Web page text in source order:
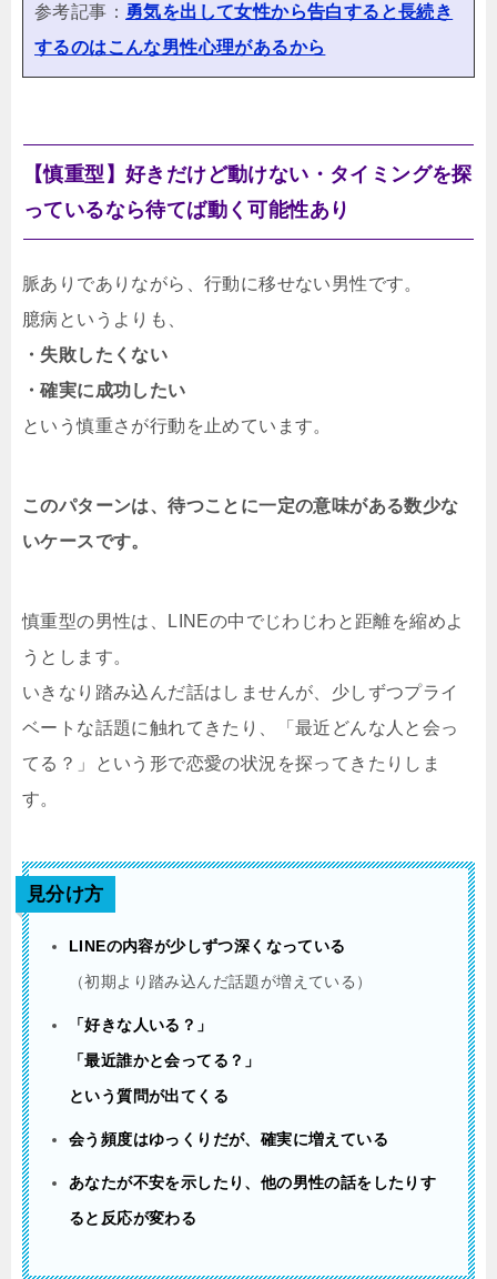
参考記事： 勇気を出して女性から告白すると長続き
するのはこんな男性心理があるから
【慎重型】好きだけど動けない・タイミングを探
っているなら待てば動く可能性あり
脈ありでありながら、行動に移せない男性です。
臆病というよりも、
・失敗したくない
・確実に成功したい
という慎重さが行動を止めています。
このパターンは、待つことに一定の意味がある数少な
いケースです。
慎重型の男性は、LINEの中でじわじわと距離を縮めよ
うとします。
いきなり踏み込んだ話はしませんが、少しずつプライ
ベートな話題に触れてきたり、「最近どんな人と会っ
てる？」という形で恋愛の状況を探ってきたりしま
す。
見分け方
LINEの内容が少しずつ深くなっている
（初期より踏み込んだ話題が増えている）
「好きな人いる？」
「最近誰かと会ってる？」
という質問が出てくる
会う頻度はゆっくりだが、確実に増えている
あなたが不安を示したり、他の男性の話をしたりす
ると反応が変わる